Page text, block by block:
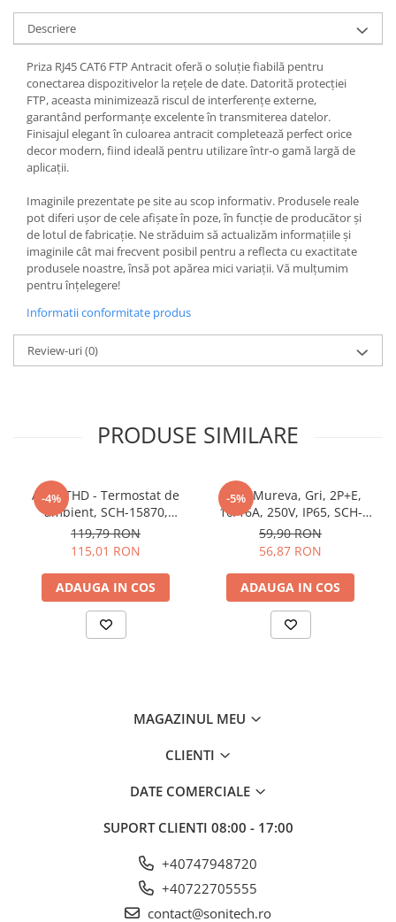
Paratrăsnete ESE — PDA Integrat
Electric
Prize, întrerupătoare, detectoare
de mișcare și accesorii
Altele
Butoane
Cadre de montaj aparent
Detectoare de mișcare
Doze
Obturatoare
Prelungitoare, Stechere, Accesorii
Prize
Prize de difuzor
Prize internet
Rame
Sonerii
Suporturi de fixare
Termostate
Variator de tensiune
Întrerupătoare
Protecția circuitelor, protecții
Contactoare modulare
Siguranțe fuzibile
Protecția și comanda motoarelor
Descriere
Priza RJ45 CAT6 FTP Antracit oferă o soluție fiabilă pentru
conectarea dispozitivelor la rețele de date. Datorită protecției
FTP, aceasta minimizează riscul de interferențe externe,
garantând performanțe excelente în transmiterea datelor.
Finisajul elegant în culoarea antracit completează perfect orice
decor modern, fiind ideală pentru utilizare într-o gamă largă de
aplicații.
Imaginile prezentate pe site au scop informativ. Produsele reale
pot diferi ușor de cele afișate în poze, în funcție de producător și
de lotul de fabricație. Ne străduim să actualizăm informațiile și
imaginile cât mai frecvent posibil pentru a reflecta cu exactitate
produsele noastre, însă pot apărea mici variații. Vă mulțumim
pentru înțelegere!
Informatii conformitate produs
Review-uri(0)
PRODUSE SIMILARE
-4%
Acti9 THD - Termostat de
ambient, SCH-15870,
Schneider Electric -
Schneider
119,79 RON
115,01 RON
ADAUGA IN COS
-5%
Priza Mureva, Gri, 2P+E,
10/16A, 250V, IP65, SCH-
81141, Schneider Electric -
Schneider
59,90 RON
56,87 RON
ADAUGA IN COS
MAGAZINUL MEU
CLIENTI
DATE COMERCIALE
SUPORT CLIENTI 08:00 - 17:00
+40747948720
+40722705555
contact@sonitech.ro